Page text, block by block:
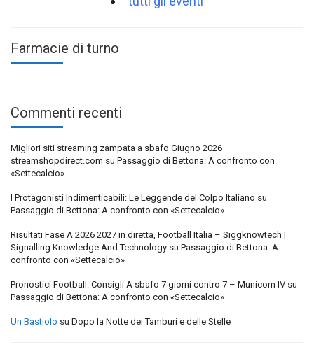
Farmacie di turno
Commenti recenti
Migliori siti streaming zampata a sbafo Giugno 2026 –
streamshopdirect.com su Passaggio di Bettona: A confronto con
«Settecalcio»
I Protagonisti Indimenticabili: Le Leggende del Colpo Italiano su
Passaggio di Bettona: A confronto con «Settecalcio»
Risultati Fase A 2026 2027 in diretta, Football Italia – Siggknowtech |
Signalling Knowledge And Technology su Passaggio di Bettona: A
confronto con «Settecalcio»
Pronostici Football: Consigli A sbafo 7 giorni contro 7 – Municorn IV su
Passaggio di Bettona: A confronto con «Settecalcio»
Un Bastiolo su Dopo la Notte dei Tamburi e delle Stelle